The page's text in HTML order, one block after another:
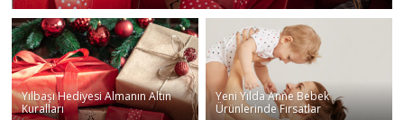
Yılbaşı Hediyesi Almanın Altın
Kuralları
Yeni Yılda Anne Bebek
Ürünlerinde Fırsatlar